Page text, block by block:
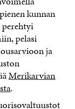
kunnan
perehtyi
pelasi
ja
Merikarvian
.